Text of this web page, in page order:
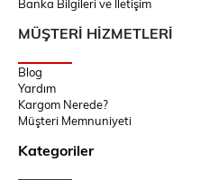
Banka Bilgileri ve İletişim
MÜŞTERİ HİZMETLERİ
Blog
Yardım
Kargom Nerede?
Müşteri Memnuniyeti
Kategoriler